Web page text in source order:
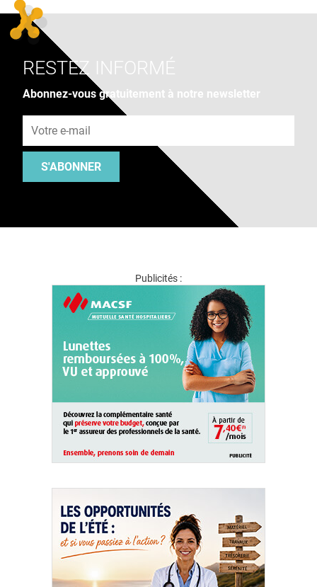
RESTEZ INFORMÉ
Abonnez-vous gratuitement à notre newsletter
S'ABONNER
Publicités :